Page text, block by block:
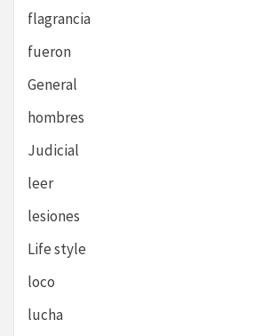
flagrancia
fueron
General
hombres
Judicial
leer
lesiones
Life style
loco
lucha